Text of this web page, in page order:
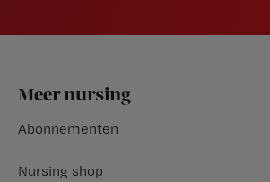
Footer
Meer nursing
Abonnementen
Nursing shop